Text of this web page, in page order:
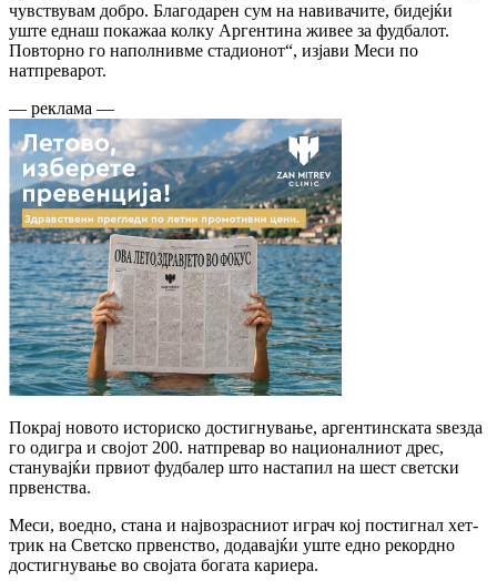
чувствувам добро. Благодарен сум на навивачите, бидејќи
уште еднаш покажаа колку Аргентина живее за фудбалот.
Повторно го наполнивме стадионот“, изјави Меси по
натпреварот.
— реклама —
Покрај новото историско достигнување, аргентинската ѕвезда
го одигра и својот 200. натпревар во националниот дрес,
станувајќи првиот фудбалер што настапил на шест светски
првенства.
Меси, воедно, стана и највозрасниот играч кој постигнал хет-
трик на Светско првенство, додавајќи уште едно рекордно
достигнување во својата богата кариера.